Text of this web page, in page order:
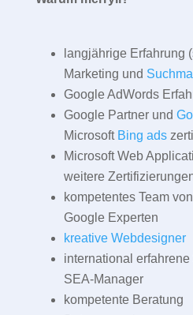
langjährige Erfahrung
Marketing und
Google AdWords
Google Partner und
Microsoft Bing ads
Microsoft Web
weitere
kompetentes Team
Google Experten
kreative Webdesigner
international
SEA-Manager
kompetente Beratung